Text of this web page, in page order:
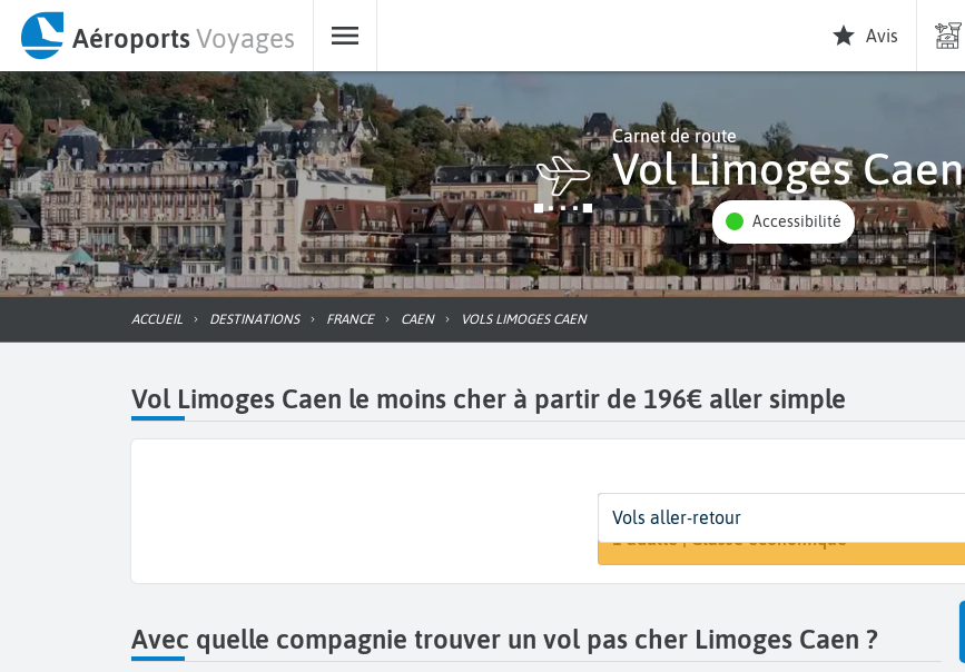
AéroportsVoyages Avis
Carnet de route
Vol Limoges Caen
Accessibilité
ACCUEIL DESTINATIONS FRANCE CAEN VOLS LIMOGES CAEN
Vol Limoges Caen le moins cher à partir de 196€ aller simple
Départ
Limoges (LIG)
Dates
Dates de votre voyage
Voyageurs | Classe
1 adulte | Classe économique
Vols aller-retour
Avec quelle compagnie trouver un vol pas cher Limoges Caen ?